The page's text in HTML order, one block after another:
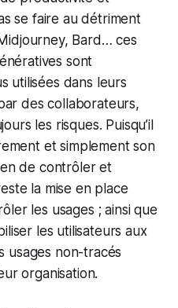
se faire au détriment
Bard… ces
sont
utilisées dans leurs
des collaborateurs,
les risques. Puisqu’il
et simplement son
de contrôler et
la mise en place
les usages ; ainsi que
les utilisateurs aux
usages non-tracés
organisation.